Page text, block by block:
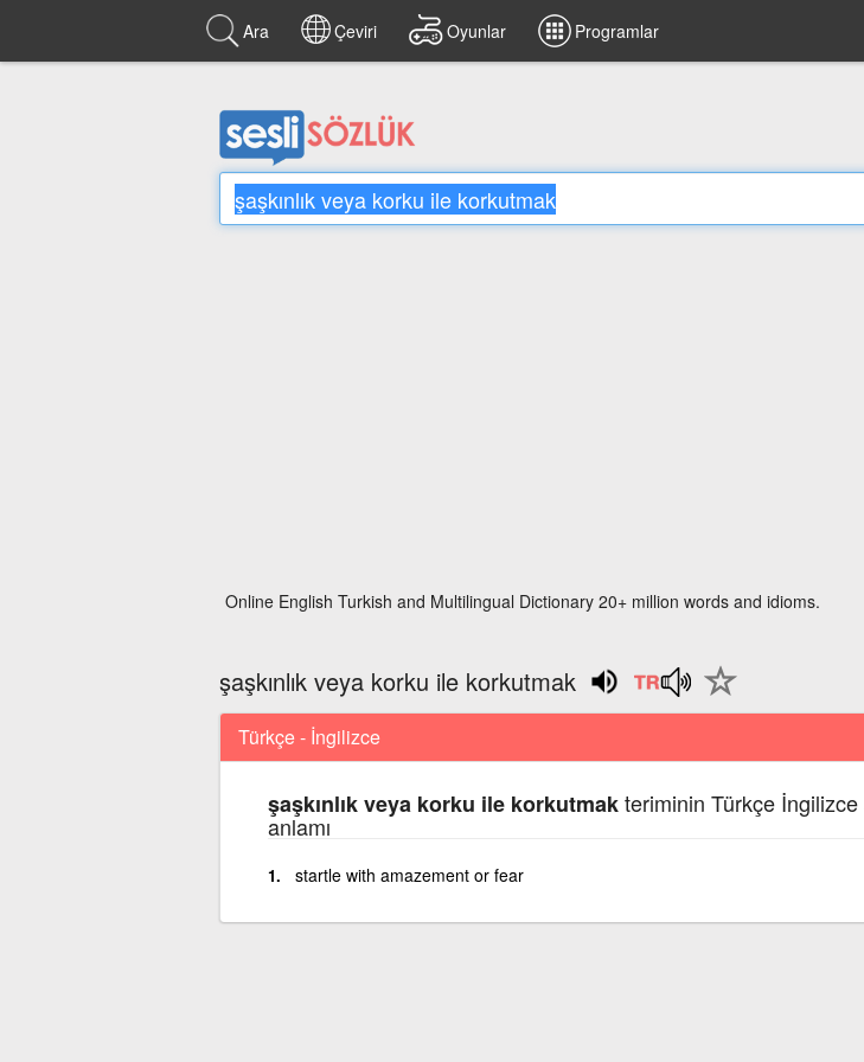
Ara Çeviri Oyunlar Programlar
Online English Turkish and Multilingual Dictionary 20+ million words and idioms.
şaşkınlık veya korku ile korkutmak
Türkçe - İngilizce
şaşkınlık veya korku ile korkutmakteriminin Türkçe İngilizce
anlamı
startle with amazement or fear